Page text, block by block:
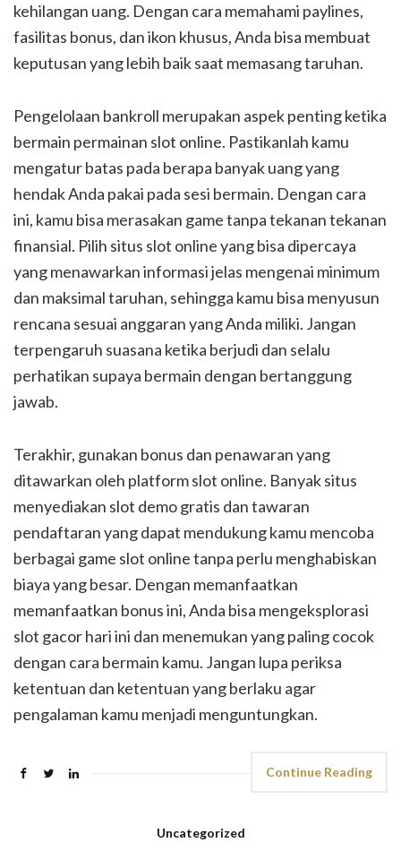
kehilangan uang. Dengan cara memahami paylines,
fasilitas bonus, dan ikon khusus, Anda bisa membuat
keputusan yang lebih baik saat memasang taruhan.
Pengelolaan bankroll merupakan aspek penting ketika
bermain permainan slot online. Pastikanlah kamu
mengatur batas pada berapa banyak uang yang
hendak Anda pakai pada sesi bermain. Dengan cara
ini, kamu bisa merasakan game tanpa tekanan tekanan
finansial. Pilih situs slot online yang bisa dipercaya
yang menawarkan informasi jelas mengenai minimum
dan maksimal taruhan, sehingga kamu bisa menyusun
rencana sesuai anggaran yang Anda miliki. Jangan
terpengaruh suasana ketika berjudi dan selalu
perhatikan supaya bermain dengan bertanggung
jawab.
Terakhir, gunakan bonus dan penawaran yang
ditawarkan oleh platform slot online. Banyak situs
menyediakan slot demo gratis dan tawaran
pendaftaran yang dapat mendukung kamu mencoba
berbagai game slot online tanpa perlu menghabiskan
biaya yang besar. Dengan memanfaatkan
memanfaatkan bonus ini, Anda bisa mengeksplorasi
slot gacor hari ini dan menemukan yang paling cocok
dengan cara bermain kamu. Jangan lupa periksa
ketentuan dan ketentuan yang berlaku agar
pengalaman kamu menjadi menguntungkan.
Continue Reading
Uncategorized